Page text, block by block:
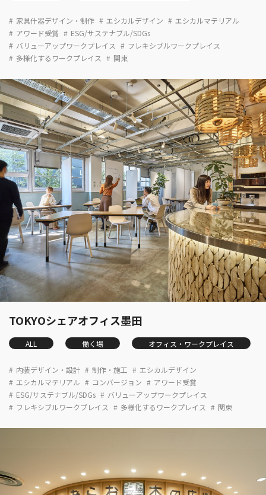
家具什器デザイン・制作 エシカルデザイン
エシカルマテリアル
アワード受賞
ESG/サステナブル/SDGs
バリューアップワークプレイス
フレキシブルワークプレイス
多様化するワークプレイス
関東
TOKYOシェアオフィス墨田
ALL 働く場 オフィス・ワークプレイス
内装デザイン・設計 制作・施工
エシカルデザイン
エシカルマテリアル
コンバージョン
アワード受賞
ESG/サステナブル/SDGs
バリューアップワークプレイス
フレキシブルワークプレイス
多様化するワークプレイス 関東